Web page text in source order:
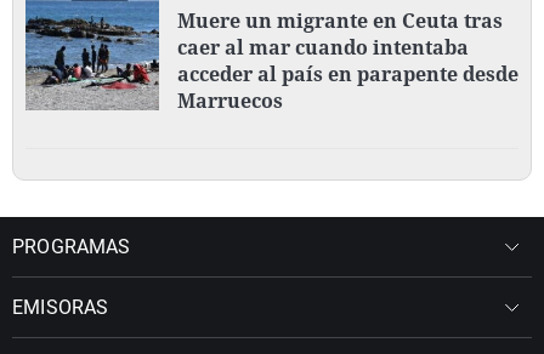
Muere un migrante en Ceuta tras
caer al mar cuando intentaba
acceder al país en parapente desde
Marruecos
PROGRAMAS
EMISORAS